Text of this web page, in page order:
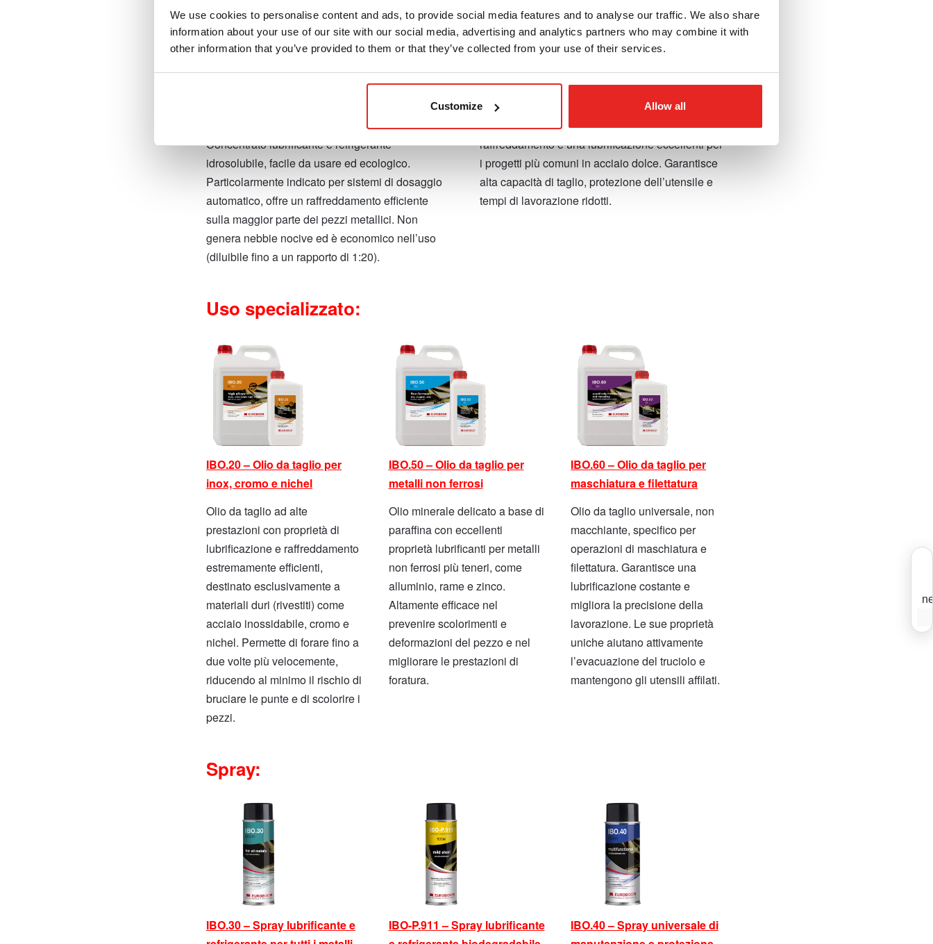
We use cookies to personalise content and ads, to provide social media features and to analyse our traffic. We also share
information about your use of our site with our social media, advertising and analytics partners who may combine it with
other information that you’ve provided to them or that they’ve collected from your use of their services.
Customize Allow all
Concentrato lubrificante e refrigerante
idrosolubile, facile da usare ed ecologico.
Particolarmente indicato per sistemi di dosaggio
automatico, offre un raffreddamento efficiente
sulla maggior parte dei pezzi metallici. Non
genera nebbie nocive ed è economico nell’uso
(diluibile fino a un rapporto di 1:20).
Olio da taglio universale che offre un
raffreddamento e una lubrificazione eccellenti per
i progetti più comuni in acciaio dolce. Garantisce
alta capacità di taglio, protezione dell’utensile e
tempi di lavorazione ridotti.
Uso specializzato:
IBO.20 – Olio da taglio per
inox, cromo e nichel
Olio da taglio ad alte
prestazioni con proprietà di
lubrificazione e raffreddamento
estremamente efficienti,
destinato esclusivamente a
materiali duri (rivestiti) come
acciaio inossidabile, cromo e
nichel. Permette di forare fino a
due volte più velocemente,
riducendo al minimo il rischio di
bruciare le punte e di scolorire i
pezzi.
IBO.50 – Olio da taglio per
metalli non ferrosi
Olio minerale delicato a base di
paraffina con eccellenti
proprietà lubrificanti per metalli
non ferrosi più teneri, come
alluminio, rame e zinco.
Altamente efficace nel
prevenire scolorimenti e
deformazioni del pezzo e nel
migliorare le prestazioni di
foratura.
IBO.60 – Olio da taglio per
maschiatura e filettatura
Olio da taglio universale, non
macchiante, specifico per
operazioni di maschiatura e
filettatura. Garantisce una
lubrificazione costante e
migliora la precisione della
lavorazione. Le sue proprietà
uniche aiutano attivamente
l’evacuazione del truciolo e
mantengono gli utensili affilati.
Spray:
IBO.30 – Spray lubrificante e
IBO-P.911 – Spray lubrificante
IBO.40 – Spray universale di